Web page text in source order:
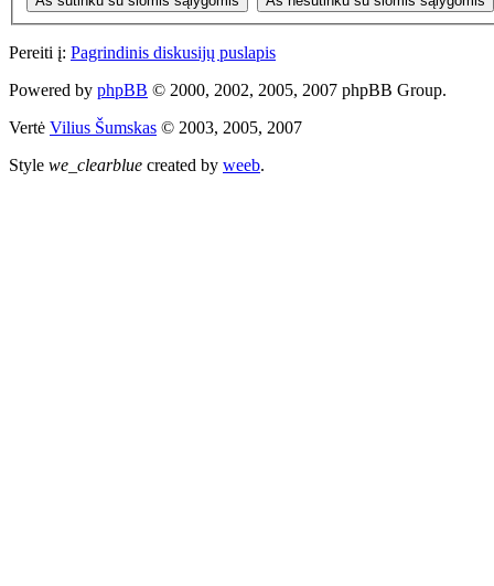
Pereiti į: Pagrindinis diskusijų puslapis
Powered by phpBB © 2000, 2002, 2005, 2007 phpBB Group.
Vertė Vilius Šumskas © 2003, 2005, 2007
Style we_clearblue created by weeb.